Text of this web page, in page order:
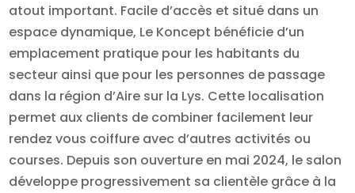
atout important. Facile d’accès et situé dans un
espace dynamique, Le Koncept bénéficie d’un
emplacement pratique pour les habitants du
secteur ainsi que pour les personnes de passage
dans la région d’Aire sur la Lys. Cette localisation
permet aux clients de combiner facilement leur
rendez vous coiffure avec d’autres activités ou
courses. Depuis son ouverture en mai 2024, le salon
développe progressivement sa clientèle grâce à la